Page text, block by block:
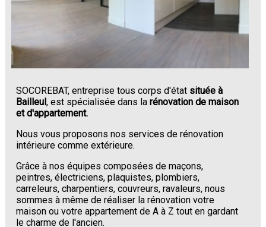
SOCOREBAT, entreprise tous corps d'état située à
Bailleul, est spécialisée dans larénovation de maison
et d'appartement.
Nous vous proposons nos services de rénovation
intérieure comme extérieure.
Grâce à nos équipes composées de maçons,
peintres, électriciens, plaquistes, plombiers,
carreleurs, charpentiers, couvreurs, ravaleurs, nous
sommes à même de réaliser la rénovation votre
maison ou votre appartement de A à Z tout en gardant
le charme de l'ancien.